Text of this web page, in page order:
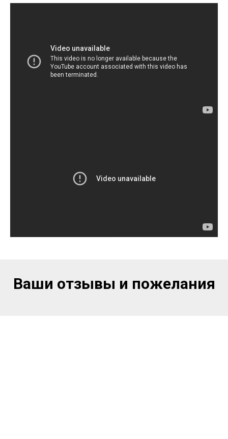
Ваши отзывы и пожелания